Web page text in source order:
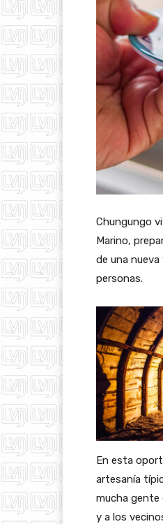
Chungungo
Marino,
de una
personas.
En esta
artesanía
mucha gente
y a los